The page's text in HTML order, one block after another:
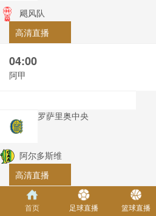
飓风队
高清直播
04:00
阿甲
罗萨里奥中央
阿尔多斯维
高清直播
04:00
首页 足球直播 篮球直播